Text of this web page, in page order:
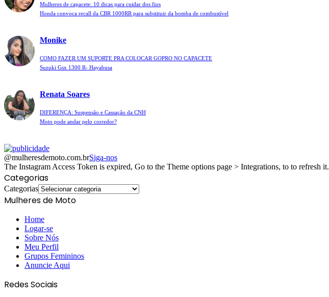
Mulheres de capacete: 10 dicas para cuidar dos fios
Honda convoca recall da CBR 1000RR para substituir da bomba de combustível
Monike
COMO FAZER UM SUPORTE PRA COLOCAR GOPRO NO CAPACETE
Suzuki Gsx 1300 R- Hayabusa
Renata Soares
DIFERENÇA: Suspensão e Cassação da CNH
Moto pode andar pelo corredor?
@mulheresdemoto.com.brSiga-nos
The Instagram Access Token is expired, Go to the Theme options page > Integrations, to to refresh it.
Categorias
Categorias
Mulheres de Moto
Home
Logar-se
Sobre Nós
Meu Perfil
Grupos Femininos
Anuncie Aqui
Redes Sociais